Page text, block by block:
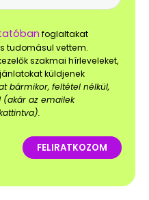
foglaltakat
tudomásul vettem.
szakmai hírleveleket,
küldjenek
bármikor, feltétel nélkül,
(akár az emailek
FELIRATKOZOM